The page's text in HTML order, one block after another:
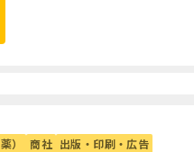
） 商社 出版・印刷・広告